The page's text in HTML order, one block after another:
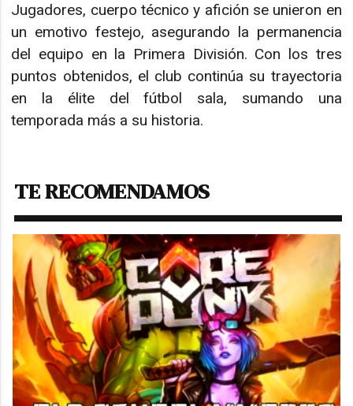
Jugadores, cuerpo técnico y afición se unieron en
un emotivo festejo, asegurando la permanencia
del equipo en la Primera División. Con los tres
puntos obtenidos, el club continúa su trayectoria
en la élite del fútbol sala, sumando una
temporada más a su historia.
TE RECOMENDAMOS